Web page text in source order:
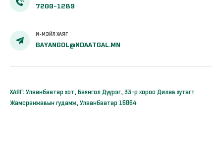
7200-1289
И-МЭЙЛ ХАЯГ
BAYANGOL@NDAATGAL.MN
ХАЯГ: Улаанбаатар хот, Баянгол Дүүрэг, 33-р хороо Дилав хутагт
Жамсранжавын гудамж, Улаанбаатар 16064